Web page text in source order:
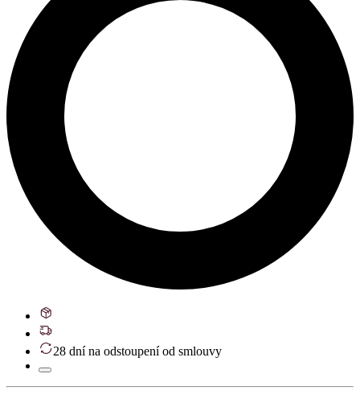
28 dní na odstoupení od smlouvy